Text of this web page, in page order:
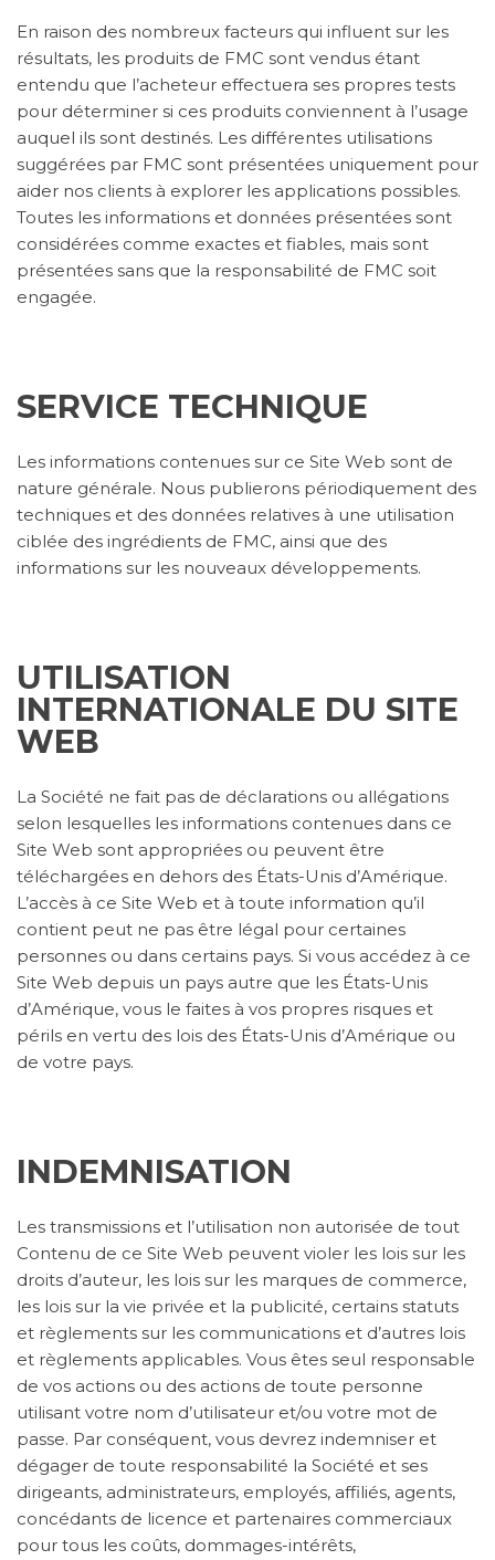
En raison des nombreux facteurs qui influent sur les
résultats, les produits de FMC sont vendus étant
entendu que l’acheteur effectuera ses propres tests
pour déterminer si ces produits conviennent à l’usage
auquel ils sont destinés. Les différentes utilisations
suggérées par FMC sont présentées uniquement pour
aider nos clients à explorer les applications possibles.
Toutes les informations et données présentées sont
considérées comme exactes et fiables, mais sont
présentées sans que la responsabilité de FMC soit
engagée.
SERVICE TECHNIQUE
Les informations contenues sur ce Site Web sont de
nature générale. Nous publierons périodiquement des
techniques et des données relatives à une utilisation
ciblée des ingrédients de FMC, ainsi que des
informations sur les nouveaux développements.
UTILISATION
INTERNATIONALE DU SITE
WEB
La Société ne fait pas de déclarations ou allégations
selon lesquelles les informations contenues dans ce
Site Web sont appropriées ou peuvent être
téléchargées en dehors des États-Unis d’Amérique.
L’accès à ce Site Web et à toute information qu’il
contient peut ne pas être légal pour certaines
personnes ou dans certains pays. Si vous accédez à ce
Site Web depuis un pays autre que les États-Unis
d’Amérique, vous le faites à vos propres risques et
périls en vertu des lois des États-Unis d’Amérique ou
de votre pays.
INDEMNISATION
Les transmissions et l’utilisation non autorisée de tout
Contenu de ce Site Web peuvent violer les lois sur les
droits d’auteur, les lois sur les marques de commerce,
les lois sur la vie privée et la publicité, certains statuts
et règlements sur les communications et d’autres lois
et règlements applicables. Vous êtes seul responsable
de vos actions ou des actions de toute personne
utilisant votre nom d’utilisateur et/ou votre mot de
passe. Par conséquent, vous devrez indemniser et
dégager de toute responsabilité la Société et ses
dirigeants, administrateurs, employés, affiliés, agents,
concédants de licence et partenaires commerciaux
pour tous les coûts, dommages-intérêts,